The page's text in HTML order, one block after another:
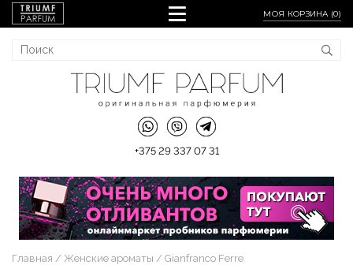
МОЯ КОРЗИНА (0)
+375 29 337 07 31
Главная Женские ароматы Gianfranco Ferre